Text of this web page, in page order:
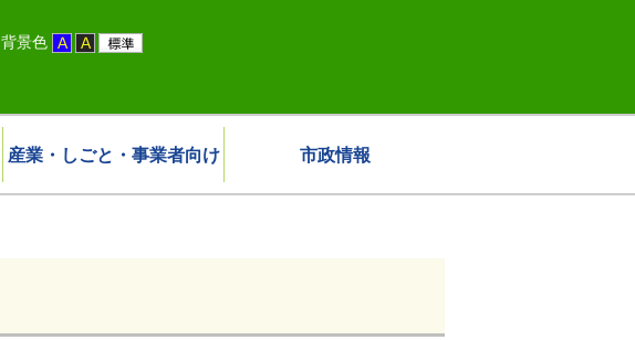
背景色
産業・しごと・事業者向け 市政情報